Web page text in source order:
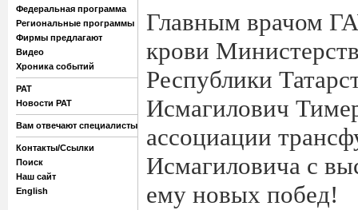
Федеральная программа
Региональные программы
Фирмы предлагают
Видео
Хроника событий
РАТ
Новости РАТ
Вам отвечают специалисты
Контакты/Ссылки
Поиск
Наш сайт
English
Главным врачом
крови
Республики
Исмагилович
ассоциации
Исмагиловича с
ему новых побед!